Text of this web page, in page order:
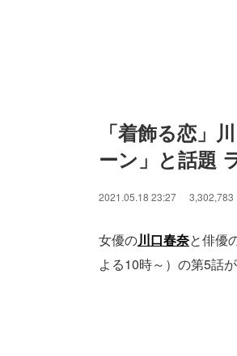
「着飾る恋」
ーン」と話題
2021.05.18 23:27 3,302,783
女優の川口春奈と俳優
よる10時～）の第5話